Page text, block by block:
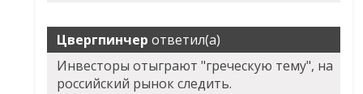
Цвергпинчер ответил(а)
Инвесторы отыграют "греческую тему", на
российский рынок следить.